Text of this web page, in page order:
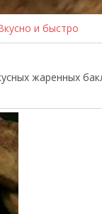
и быстро
жаренных